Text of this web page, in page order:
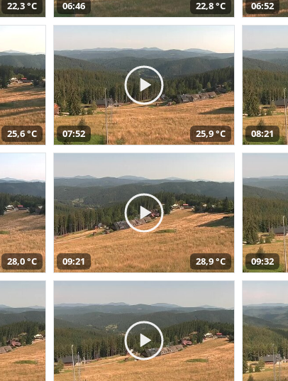
22,3 °C 06:46 22,8 °C 06:52
25,6 °C 07:52 25,9 °C 08:21
28,0 °C 09:21 28,9 °C 09:32